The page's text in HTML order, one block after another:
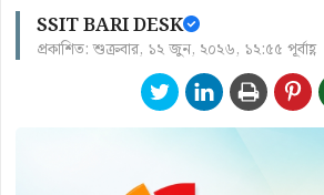
SSIT BARI DESK
প্রকাশিত: শুক্রবার, ১২ জুন, ২০২৬, ১২:৫৫ পূর্বাহ্ণ